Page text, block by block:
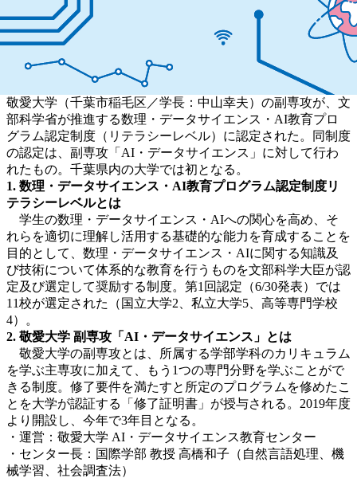
敬愛大学（千葉市稲毛区／学長：中山幸夫）の副専攻が、文
部科学省が推進する数理・データサイエンス・AI教育プロ
グラム認定制度（リテラシーレベル）に認定された。同制度
の認定は、副専攻「AI・データサイエンス」に対して行わ
れたもの。千葉県内の大学では初となる。
1. 数理・データサイエンス・ AI教育プログラム認定制度リ
テラシーレベルとは
学生の数理・データサイエンス・AIへの関心を高め、そ
れらを適切に理解し活用する基礎的な能力を育成することを
目的として、数理・データサイエンス・AIに関する知識及
び技術について体系的な教育を行うものを文部科学大臣が認
定及び選定して奨励する制度。第1回認定（6/30発表）では
11校が選定された（国立大学2、私立大学5、高等専門学校
4）。
2. 敬愛大学 副専攻「 AI ・データサイエンス」とは
敬愛大学の副専攻とは、所属する学部学科のカリキュラム
を学ぶ主専攻に加えて、もう1つの専門分野を学ぶことがで
きる制度。修了要件を満たすと所定のプログラムを修めたこ
とを大学が認証する「修了証明書」が授与される。2019年度
より開設し、今年で3年目となる。
・運営：敬愛大学 AI・データサイエンス教育センター
・センター長：国際学部 教授 高橋和子（自然言語処理、機
械学習、社会調査法）